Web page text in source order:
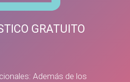
GRATUITO
Además de los